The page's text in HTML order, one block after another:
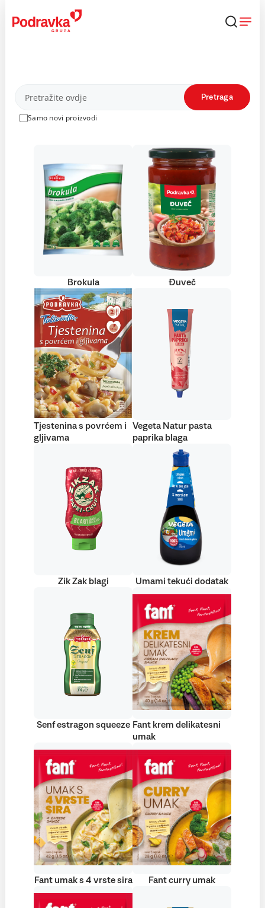
content
Proizvodi
Samo novi proizvodi
Pretraga
Brokula Đuveč
Tjestenina s povrćem i
gljivama
Vegeta Natur pasta
paprika blaga
Zik Zak blagi Umami tekući dodatak
Senf estragon squeeze Fant krem delikatesni
umak
Fant umak s 4 vrste sira Fant curry umak